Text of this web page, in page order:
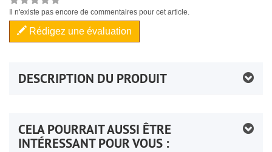
Il n'existe pas encore de commentaires pour cet article.
Rédigez une évaluation
DESCRIPTION DU PRODUIT
CELA POURRAIT AUSSI ÊTRE
INTÉRESSANT POUR VOUS :